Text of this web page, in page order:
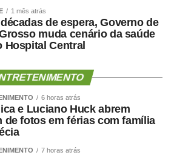
HMC funciona em regime de portas
de urgência e emergência.
enfermarias adulta e infantil,
cirúrgicos, salas de medicação e
assistência ambulatorial e
hospital também ampliou a oferta
Entre junho e julho,
1 mês atrás
de espera, Governo de
muda cenário da saúde
Hospital Central
6 horas atrás
e Luciano Huck abrem
de fotos em férias com família
7 horas atrás